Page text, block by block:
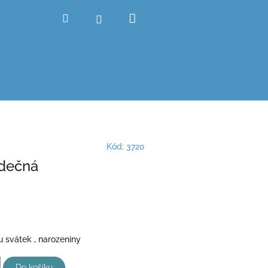
Hledat Přihlášení
Kód: 3720
svátek , narozeniny